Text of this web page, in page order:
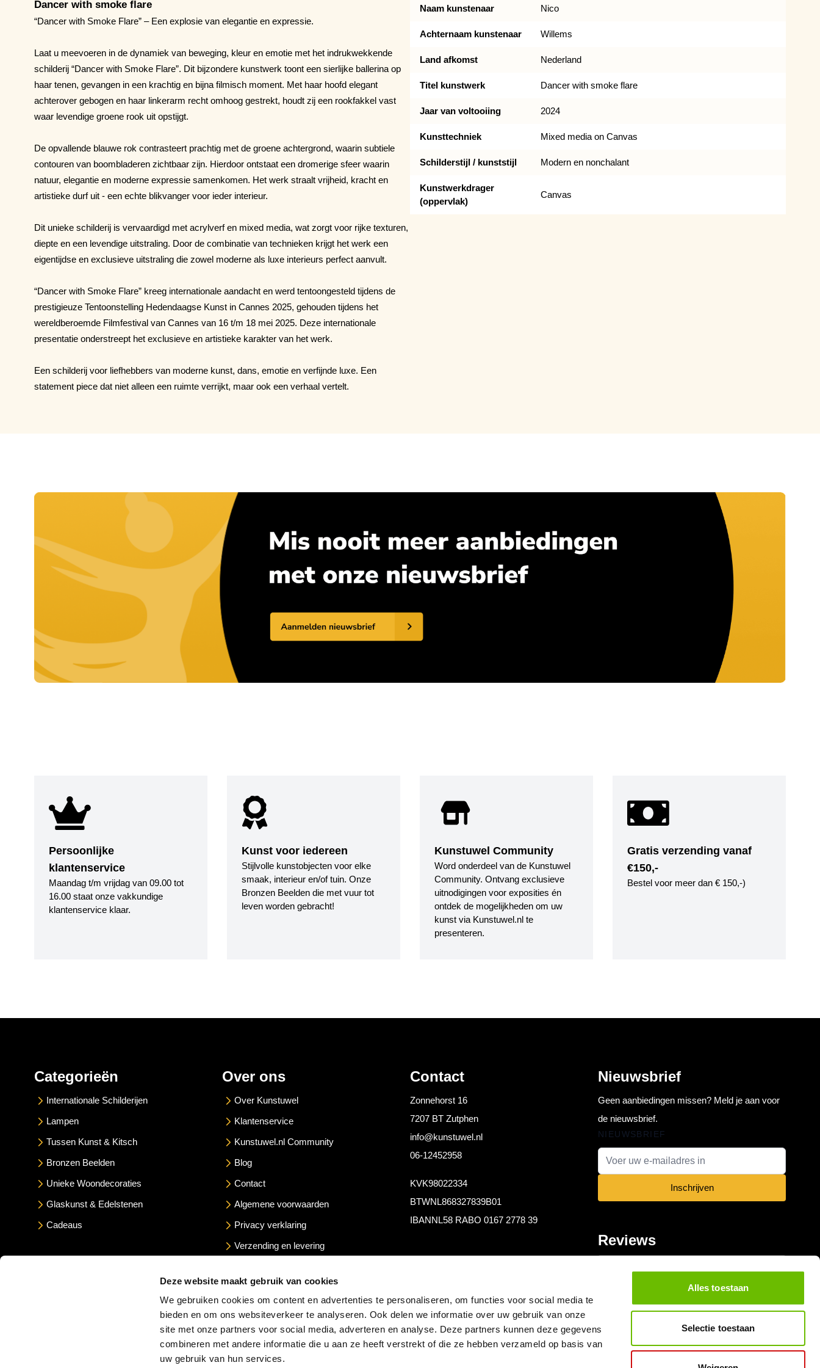
Deze website maakt gebruik van cookies
We gebruiken cookies om content en advertenties te personaliseren, om functies voor social media te
bieden en om ons websiteverkeer te analyseren. Ook delen we informatie over uw gebruik van onze
site met onze partners voor social media, adverteren en analyse. Deze partners kunnen deze gegevens
combineren met andere informatie die u aan ze heeft verstrekt of die ze hebben verzameld op basis van
uw gebruik van hun services.
Alles toestaan
Selectie toestaan
Dancer with smoke flare
“Dancer with Smoke Flare” – Een explosie van elegantie en expressie.
Laat u meevoeren in de dynamiek van beweging, kleur en emotie met het indrukwekkende
schilderij “Dancer with Smoke Flare”. Dit bijzondere kunstwerk toont een sierlijke ballerina op
haar tenen, gevangen in een krachtig en bijna filmisch moment. Met haar hoofd elegant
achterover gebogen en haar linkerarm recht omhoog gestrekt, houdt zij een rookfakkel vast
waar levendige groene rook uit opstijgt.
De opvallende blauwe rok contrasteert prachtig met de groene achtergrond, waarin subtiele
contouren van boombladeren zichtbaar zijn. Hierdoor ontstaat een dromerige sfeer waarin
natuur, elegantie en moderne expressie samenkomen. Het werk straalt vrijheid, kracht en
artistieke durf uit - een echte blikvanger voor ieder interieur.
Dit unieke schilderij is vervaardigd met acrylverf en mixed media, wat zorgt voor rijke texturen,
diepte en een levendige uitstraling. Door de combinatie van technieken krijgt het werk een
eigentijdse en exclusieve uitstraling die zowel moderne als luxe interieurs perfect aanvult.
“Dancer with Smoke Flare” kreeg internationale aandacht en werd tentoongesteld tijdens de
prestigieuze Tentoonstelling Hedendaagse Kunst in Cannes 2025, gehouden tijdens het
wereldberoemde Filmfestival van Cannes van 16 t/m 18 mei 2025. Deze internationale
presentatie onderstreept het exclusieve en artistieke karakter van het werk.
Een schilderij voor liefhebbers van moderne kunst, dans, emotie en verfijnde luxe. Een
statement piece dat niet alleen een ruimte verrijkt, maar ook een verhaal vertelt.
Naam kunstenaar Nico
Achternaam kunstenaar Willems
Land afkomst Nederland
Titel kunstwerk Dancer with smoke flare
Jaar van voltooiing 2024
Kunsttechniek Mixed media on Canvas
Schilderstijl / kunststijl Modern en nonchalant
Kunstwerkdrager
(oppervlak)
Canvas
Persoonlijke
klantenservice
Maandag t/m vrijdag van 09.00 tot
16.00 staat onze vakkundige
klantenservice klaar.
Kunst voor iedereen
Stijlvolle kunstobjecten voor elke
smaak, interieur en/of tuin. Onze
Bronzen Beelden die met vuur tot
leven worden gebracht!
Kunstuwel Community
Word onderdeel van de Kunstuwel
Community. Ontvang exclusieve
uitnodigingen voor exposities én
ontdek de mogelijkheden om uw
kunst via Kunstuwel.nl te
presenteren.
Gratis verzending vanaf
€150,-
Bestel voor meer dan € 150,-)
Categorieën
Internationale Schilderijen
Lampen
Tussen Kunst & Kitsch
Bronzen Beelden
Unieke Woondecoraties
Glaskunst & Edelstenen
Cadeaus
Over ons
Over Kunstuwel
Klantenservice
Kunstuwel.nl Community
Blog
Contact
Algemene voorwaarden
Privacy verklaring
Verzending en levering
Contact
Zonnehorst 16
7207 BT Zutphen
info@kunstuwel.nl
06-12452958
KVK98022334
BTWNL868327839B01
IBANNL58 RABO 0167 2778 39
Nieuwsbrief
Geen aanbiedingen missen? Meld je aan voor
de nieuwsbrief.
NIEUWSBRIEF
E-mail adres
Inschrijven
Reviews